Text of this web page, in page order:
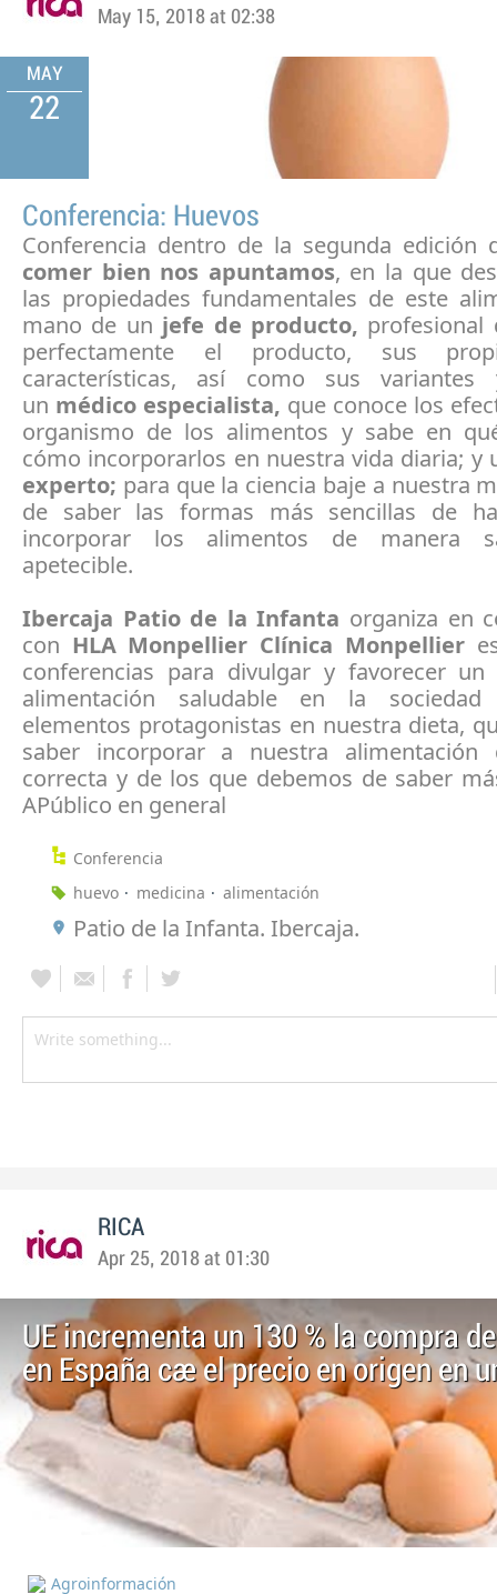
May 15, 2018 at 02:38
MAY
22
Conferencia: Huevos
Conferencia dentro de la segunda edición
comer bien nos apuntamos, en la que
las propiedades fundamentales de este
mano de un jefe de producto, profesional
perfectamente el producto, sus
características, así como sus variantes
un médico especialista, que conoce los
organismo de los alimentos y sabe en
cómo incorporarlos en nuestra vida diaria; y
experto; para que la ciencia baje a nuestra
de saber las formas más sencillas de
incorporar los alimentos de manera
apetecible.
Ibercaja Patio de la Infanta organiza en
con HLA Monpellier Clínica Monpellier
conferencias para divulgar y favorecer
alimentación saludable en la sociedad
elementos protagonistas en nuestra dieta,
saber incorporar a nuestra alimentación
correcta y de los que debemos de saber
APúblico en general
Conferencia
huevo
medicina alimentación
Patio de la Infanta. Ibercaja.
RICA
Apr 25, 2018 at 01:30
UE incrementa un 130 % la compra
en España cae el precio en origen en
Agroinformación